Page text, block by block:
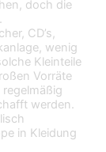
doch die
CD’s,
wenig
Kleinteile
Vorräte
werden.
in Kleidung